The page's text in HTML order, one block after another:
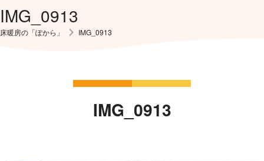
IMG_0913
床暖房の「ぽから」 IMG_0913
IMG_0913